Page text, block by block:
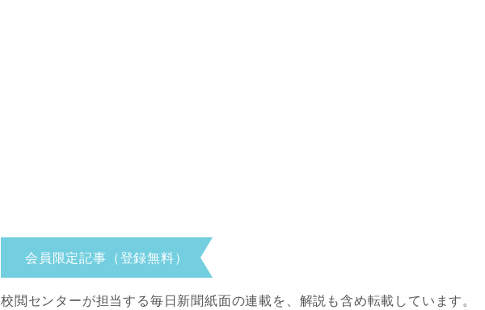
会員限定記事（登録無料）
校閲センターが担当する毎日新聞紙面の連載を、解説も含め転載しています。